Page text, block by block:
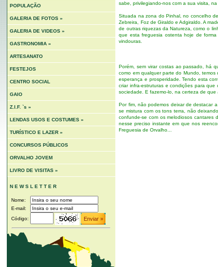
POPULAÇÃO
GALERIA DE FOTOS »
GALERIA DE VIDEOS »
GASTRONOMIA »
ARTESANATO
FESTEJOS
CENTRO SOCIAL
GAIO
Z.I.F. `s »
LENDAS USOS E COSTUMES »
TURÍSTICO E LAZER »
CONCURSOS PÚBLICOS
ORVALHO JOVEM
LIVRO DE VISITAS »
N E W S L E T T E R
Nome:
E-mail:
Código:
sabe, privilegiando-nos com a sua visita,
Situada na zona do Pinhal, no concelho
Zebreira, Foz de Giraldo e Adgiraldo. A
de outras riquezas da Natureza, como o
que esta freguesia ostenta hoje de
vindouras.
Porém, sem virar costas ao passado, há
como em qualquer parte do Mundo,
esperança e prosperidade. Tendo esta
criar infra-estruturas e condições para
sociedade. E fazemo-lo, na certeza de
Por fim, não podemos deixar de destacar
se mistura com os tons terra, não
confunde-se com os melodiosos cantares
nesse preciso instante em que nos
Freguesia de Orvalho...